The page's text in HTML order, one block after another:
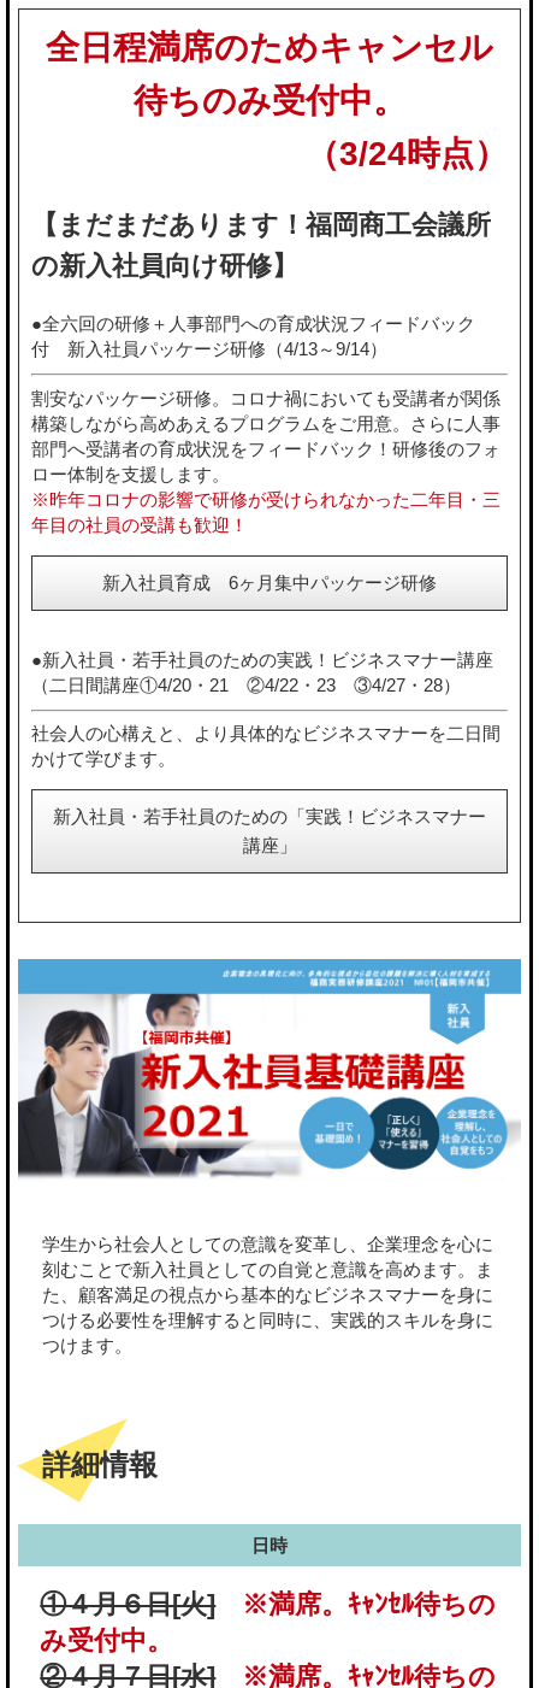
全日程満席のためキャンセル
待ちのみ受付中。
（3/24時点）
【まだまだあります！福岡商工会議所
の新入社員向け研修】
●全六回の研修＋人事部門への育成状況フィードバック
付 新入社員パッケージ研修（4/13～9/14）
割安なパッケージ研修。コロナ禍においても受講者が関係
構築しながら高めあえるプログラムをご用意。さらに人事
部門へ受講者の育成状況をフィードバック！研修後のフォ
ロー体制を支援します。
※昨年コロナの影響で研修が受けられなかった二年目・三
年目の社員の受講も歓迎！
新入社員育成 6ヶ月集中パッケージ研修
●新入社員・若手社員のための実践！ビジネスマナー講座
（二日間講座①4/20・21 ②4/22・23 ③4/27・28）
社会人の心構えと、より具体的なビジネスマナーを二日間
かけて学びます。
新入社員・若手社員のための「実践！ビジネスマナー
講座」
学生から社会人としての意識を変革し、企業理念を心に
刻むことで新入社員としての自覚と意識を高めます。ま
た、顧客満足の視点から基本的なビジネスマナーを身に
つける必要性を理解すると同時に、実践的スキルを身に
つけます。
詳細情報
日時
①４月６日[火]
※満席。ｷｬﾝｾﾙ待ちの
み受付中。
②４月７日[水]
※満席。ｷｬﾝｾﾙ待ちの